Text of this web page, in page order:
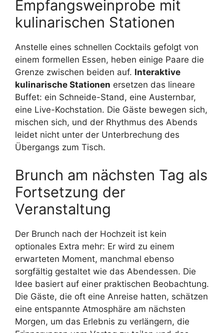
Empfangsweinprobe mit
kulinarischen Stationen
Anstelle eines schnellen Cocktails gefolgt von
einem formellen Essen, heben einige Paare die
Grenze zwischen beiden auf. Interaktive
kulinarische Stationen ersetzen das lineare
Buffet: ein Schneide-Stand, eine Austernbar,
eine Live-Kochstation. Die Gäste bewegen sich,
mischen sich, und der Rhythmus des Abends
leidet nicht unter der Unterbrechung des
Übergangs zum Tisch.
Brunch am nächsten Tag als
Fortsetzung der
Veranstaltung
Der Brunch nach der Hochzeit ist kein
optionales Extra mehr: Er wird zu einem
erwarteten Moment, manchmal ebenso
sorgfältig gestaltet wie das Abendessen. Die
Idee basiert auf einer praktischen Beobachtung.
Die Gäste, die oft eine Anreise hatten, schätzen
eine entspannte Atmosphäre am nächsten
Morgen, um das Erlebnis zu verlängern, die